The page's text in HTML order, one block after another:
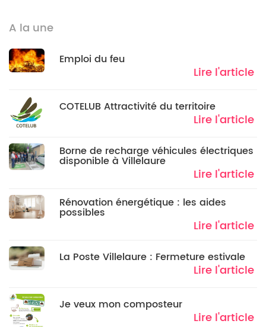
A la une
Emploi du feu
Lire l'article
COTELUB Attractivité du territoire
Lire l'article
Borne de recharge véhicules électriques
disponible à Villelaure
Lire l'article
Rénovation énergétique : les aides
possibles
Lire l'article
La Poste Villelaure : Fermeture estivale
Lire l'article
Je veux mon composteur
Lire l'article